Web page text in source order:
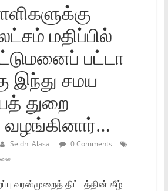
மதிப்பில்
பட்டா
இந்து சமய
துறை
Seidhi Alasal
0 Comments
வரன்முறைத் திட்டத்தின் கீழ்